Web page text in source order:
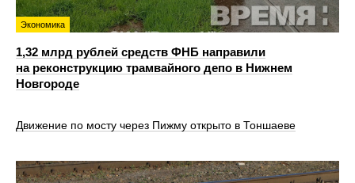
Экономика
1,32 млрд рублей средств ФНБ направили
на реконструкцию трамвайного депо в Нижнем
Новгороде
Движение по мосту через Пижму открыто в Тоншаеве